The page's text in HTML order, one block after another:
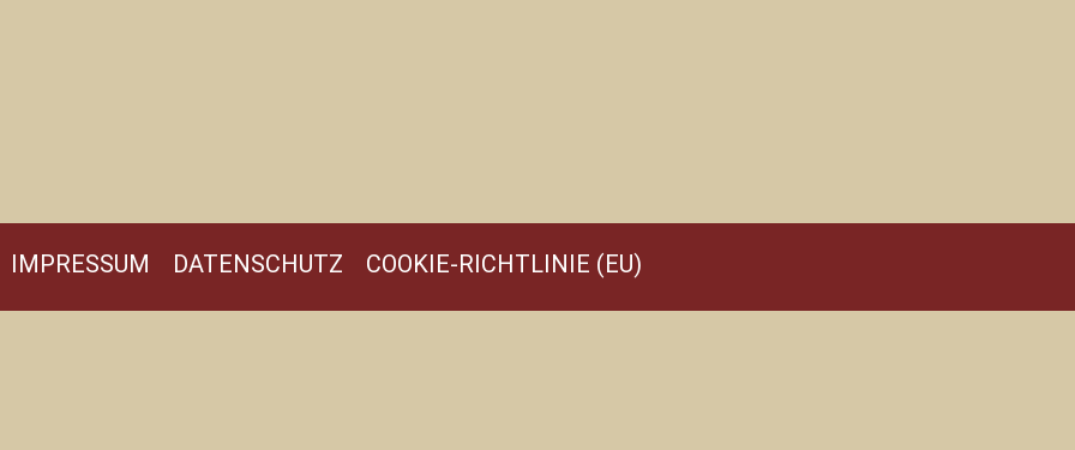
IMPRESSUM DATENSCHUTZ COOKIE-RICHTLINIE (EU)